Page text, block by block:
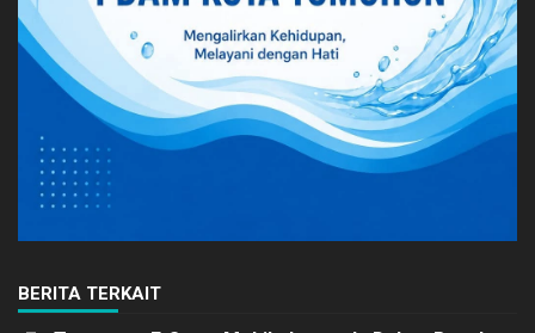
BERITA TERKAIT